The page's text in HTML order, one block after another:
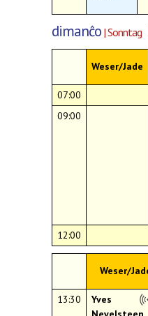
dimanĉo | Sonntag
Weser/Jade
07:00
09:00
12:00
Weser/
13:30
Yves